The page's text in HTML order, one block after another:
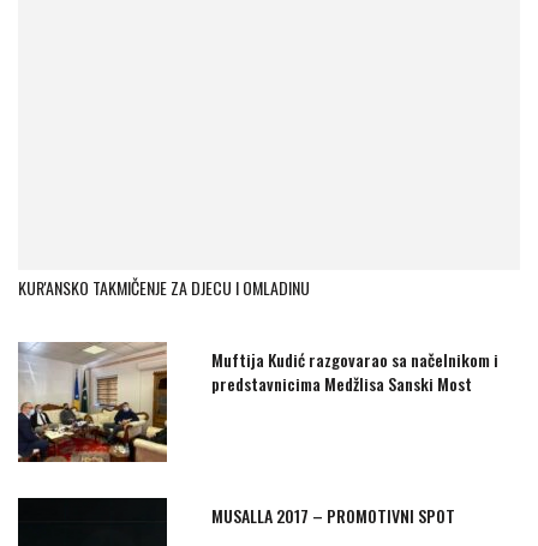
KUR'ANSKO TAKMIČENJE ZA DJECU I OMLADINU
Muftija Kudić razgovarao sa načelnikom i
predstavnicima Medžlisa Sanski Most
MUSALLA 2017 – PROMOTIVNI SPOT